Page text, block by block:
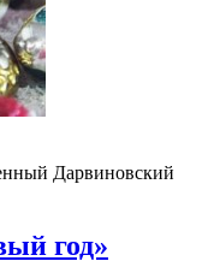
Дарвиновский
год»